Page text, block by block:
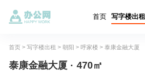
首页 写字楼出租
首页> 写字楼出租 > 朝阳 > 呼家楼 > 泰康金融大厦
泰康金融大厦 · 470㎡